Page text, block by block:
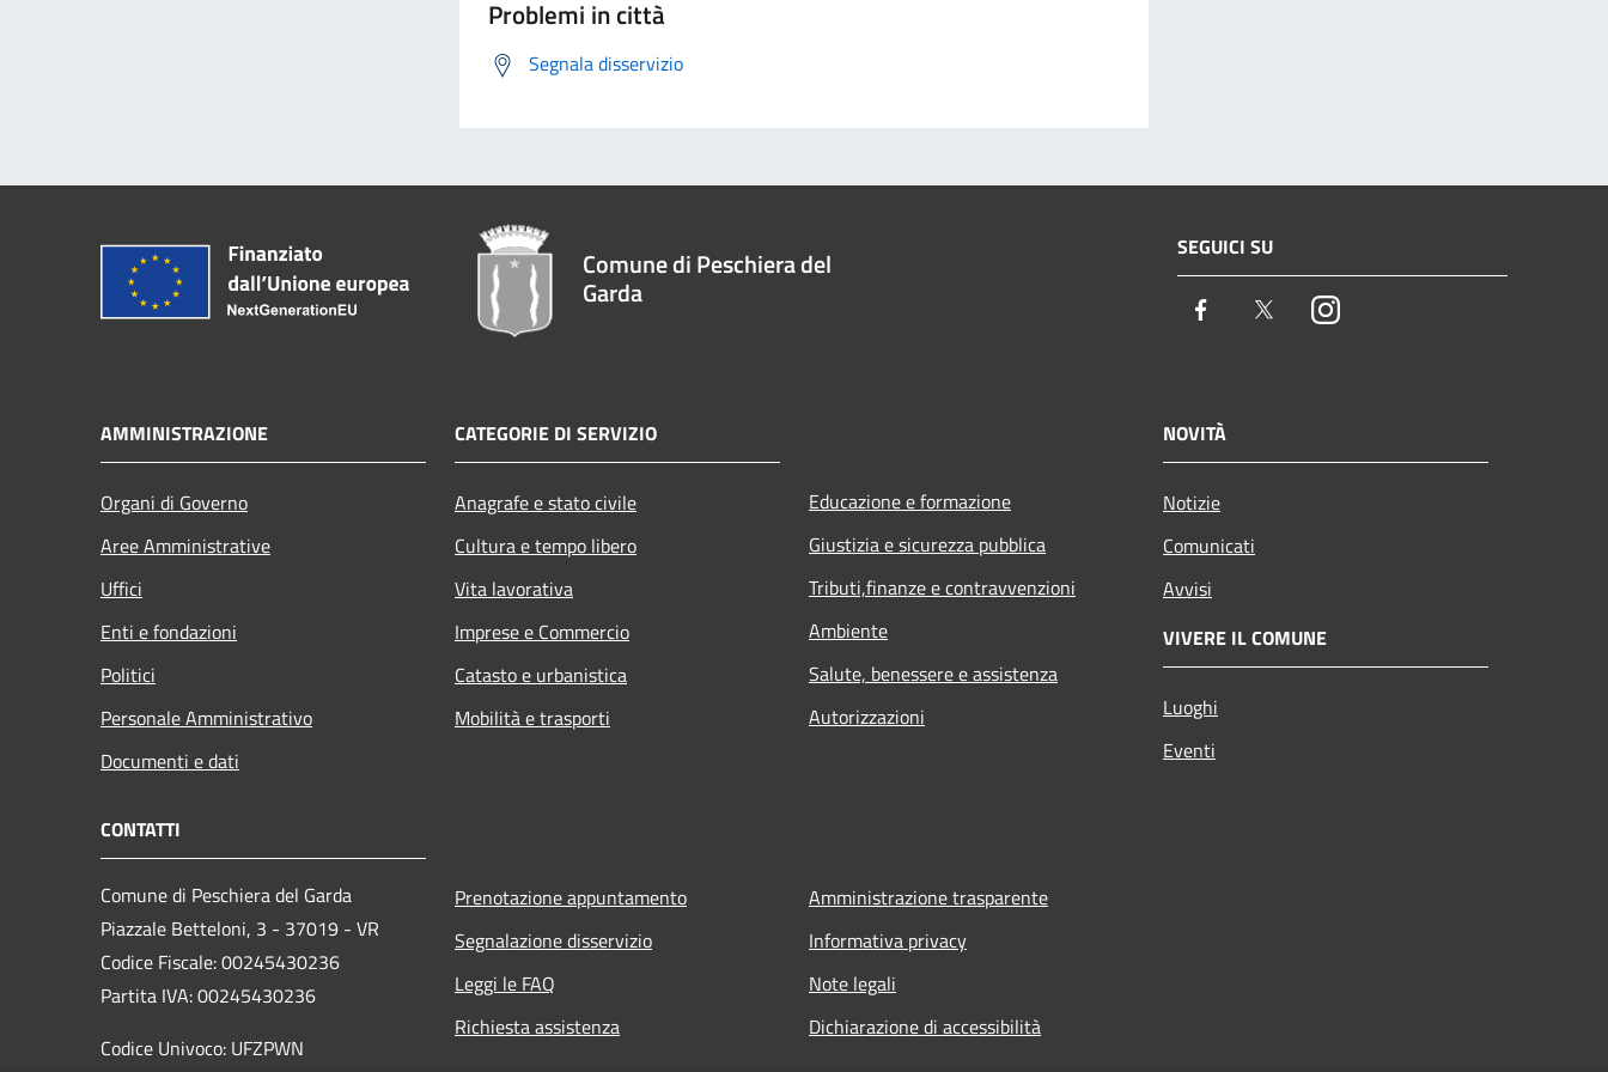
Problemi in città
Segnala disservizio
Comune di Peschiera del
Garda
SEGUICI SU
Facebook TwitterInstagram
AMMINISTRAZIONE
Organi di Governo
Aree Amministrative
Uffici
Enti e fondazioni
Politici
Personale Amministrativo
Documenti e dati
CATEGORIE DI SERVIZIO
Anagrafe e stato civile
Cultura e tempo libero
Vita lavorativa
Imprese e Commercio
Catasto e urbanistica
Mobilità e trasporti
Educazione e formazione
Giustizia e sicurezza pubblica
Tributi,finanze e contravvenzioni
Ambiente
Salute, benessere e assistenza
Autorizzazioni
NOVITÀ
Notizie
Comunicati
Avvisi
VIVERE IL COMUNE
Luoghi
Eventi
CONTATTI
Comune di Peschiera del Garda
Piazzale Betteloni, 3 - 37019 - VR
Codice Fiscale: 00245430236
Partita IVA: 00245430236
Codice Univoco: UFZPWN
Prenotazione appuntamento
Segnalazione disservizio
Leggi le FAQ
Richiesta assistenza
Amministrazione trasparente
Informativa privacy
Note legali
Dichiarazione di accessibilità